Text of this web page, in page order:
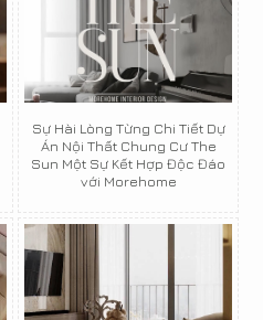
Sự Hài Lòng Từng Chi Tiết Dự
Án Nội Thất Chung Cư The
Sun Một Sự Kết Hợp Độc Đáo
với Morehome